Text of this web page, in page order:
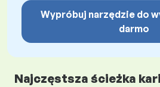
Wypróbuj narzędzie do
darmo
Najczęstsza ścieżka